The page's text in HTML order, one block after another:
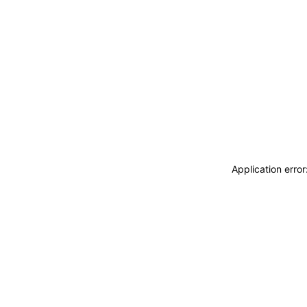
Application